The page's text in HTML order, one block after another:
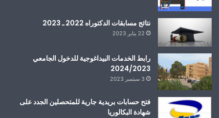
نتائج مسابقات الدكتوراه 2022 ـ 2023
22 يناير 2023
رابط الخدمات البيداغوجية للدخول الجامعي
2024/2023
3 سبتمبر 2023
فتح حسابات بريدية جارية للمتحصلين الجدد على
شهادة البكالوريا